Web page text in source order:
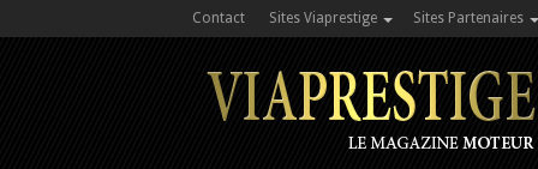
Contact Sites Viaprestige Sites Partenaires